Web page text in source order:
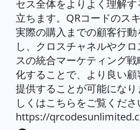
セス全体をよりよく理解
立ちます。QRコードのス
実際の購入までの顧客行
し、クロスチャネルやクロ
スの統合マーケティング戦
化することで、より良い顧
提供することが可能にな
しくはこちらをご覧くださ
https://